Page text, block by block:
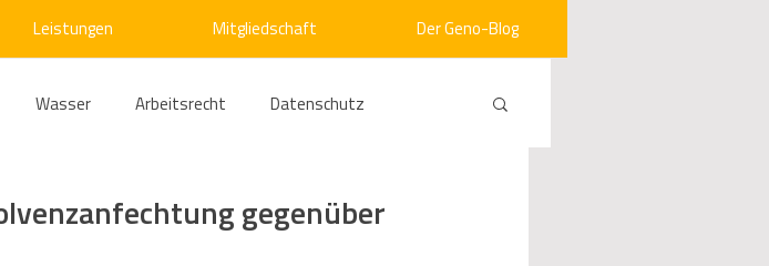
Leistungen Mitgliedschaft Der Geno-Blog
Wasser Arbeitsrecht Datenschutz
gegenüber